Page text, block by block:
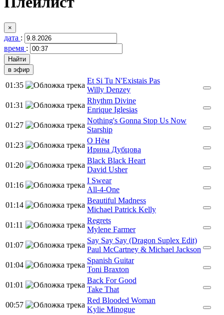
×
дата :
время :
в эфир
01:35
Et Si Tu N'Existais Pas
Willy Denzey
01:31
Rhythm Divine
Enrique Iglesias
01:27
Nothing's Gonna Stop Us Now
Starship
01:23
О Нём
Ирина Дубцова
01:20
Black Black Heart
David Usher
01:16
I Swear
All-4-One
01:14
Beautiful Madness
Michael Patrick Kelly
01:11
Regrets
Mylene Farmer
01:07
Say Say Say (Dragon Suplex Edit)
Paul McCartney & Michael Jackson
01:04
Spanish Guitar
Toni Braxton
01:01
Back For Good
Take That
00:57
Red Blooded Woman
Kylie Minogue